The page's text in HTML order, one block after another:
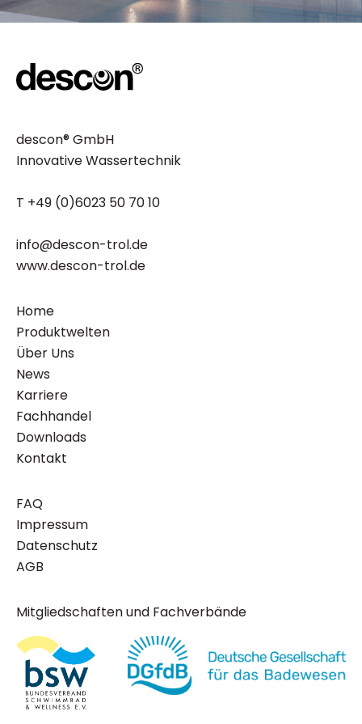
descon® GmbH
Innovative Wassertechnik
T +49 (0)6023 50 70 10
info@descon-trol.de
www.descon-trol.de
Home
Produktwelten
Über Uns
News
Karriere
Fachhandel
Downloads
Kontakt
FAQ
Impressum
Datenschutz
AGB
Mitgliedschaften und Fachverbände